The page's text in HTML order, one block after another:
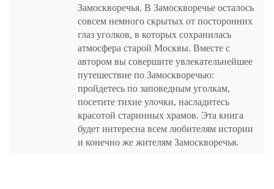
Замоскворечья. В Замоскворечье осталось
совсем немного скрытых от посторонних
глаз уголков, в которых сохранилась
атмосфера старой Москвы. Вместе с
автором вы совершите увлекательнейшее
путешествие по Замоскворечью:
пройдетесь по заповедным уголкам,
посетите тихие улочки, насладитесь
красотой старинных храмов. Эта книга
будет интересна всем любителям истории
и конечно же жителям Замоскворечья.